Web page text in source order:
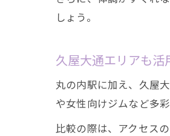
しょう。
久屋大通エリアも
丸の内駅に加え、久屋
や女性向けジムなど多
比較の際は、アクセス